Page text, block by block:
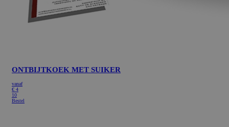
ONTBIJTKOEK MET SUIKER
vanaf
€ 4
10
Bestel